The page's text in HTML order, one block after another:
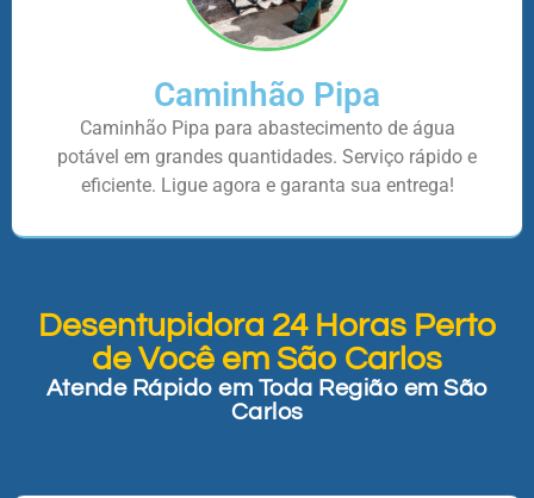
Caminhão Pipa
Caminhão Pipa para abastecimento de água
potável em grandes quantidades. Serviço rápido e
eficiente. Ligue agora e garanta sua entrega!
Desentupidora 24 Horas Perto
de Você em São Carlos
Atende Rápido em Toda Região em São
Carlos